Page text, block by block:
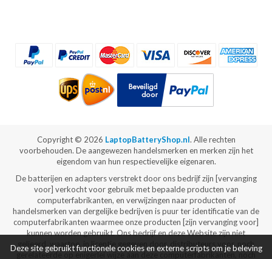
Copyright © 2026 LaptopBatteryShop.nl. Alle rechten
voorbehouden. De aangewezen handelsmerken en merken zijn het
eigendom van hun respectievelijke eigenaren.
De batterijen en adapters verstrekt door ons bedrijf zijn [vervanging
voor] verkocht voor gebruik met bepaalde producten van
computerfabrikanten, en verwijzingen naar producten of
handelsmerken van dergelijke bedrijven is puur ter identificatie van de
computerfabrikanten waarmee onze producten [zijn vervanging voor]
kunnen worden gebruikt. Ons bedrijf en deze Website zijn niet
gelieerd, waartoe, in licentie gegeven door, distributeurs voor, noch
gerelateerde op enigerlei wijze aan deze computerfabrikanten, noch
Deze site gebruikt functionele cookies en externe scripts om je beleving